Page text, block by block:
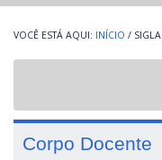
INÍCIO / SIGLA
Corpo Docente